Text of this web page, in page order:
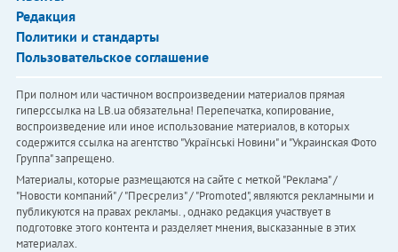
Редакция
Политики и стандарты
Пользовательское соглашение
При полном или частичном воспроизведении материалов прямая
гиперссылка на LB.ua обязательна! Перепечатка, копирование,
воспроизведение или иное использование материалов, в которых
содержится ссылка на агентство "Українськi Новини" и "Украинская Фото
Группа" запрещено.
Материалы, которые размещаются на сайте с меткой "Реклама" /
"Новости компаний" / "Пресрелиз" / "Promoted", являются рекламными и
публикуются на правах рекламы. , однако редакция участвует в
подготовке этого контента и разделяет мнения, высказанные в этих
материалах.